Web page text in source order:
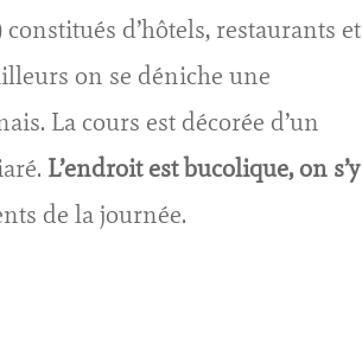
d’hôtels, restaurants et
on se déniche une
La cours est décorée d’un
L’endroit est bucolique, on s’y
de la journée.